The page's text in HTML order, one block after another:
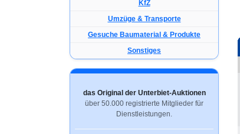
KfZ
Umzüge & Transporte
Gesuche Baumaterial & Produkte
Sonstiges
das Original der Unterbiet-Auktionen
über 50.000 registrierte Mitglieder für
Dienstleistungen.